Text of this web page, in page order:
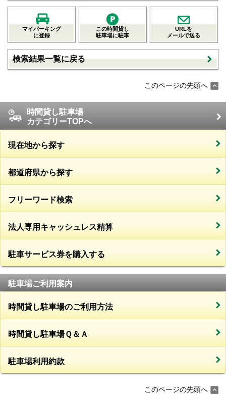
マイパーキング
に登録
この時間貸し
駐車場に駐車
URLを
メールで送る
検索結果一覧に戻る
このページの先頭へ
時間貸し駐車場
カテゴリーTOPへ
現在地から探す
都道府県から探す
フリーワード検索
法人専用キャッシュレス精算
駐車サービス券を購入する
駐車場ご利用案内
時間貸し駐車場のご利用方法
時間貸し駐車場Ｑ＆Ａ
駐車場利用約款
このページの先頭へ